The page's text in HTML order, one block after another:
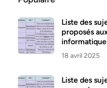
Liste des
proposés
informatique
18 avril 2025
Liste des